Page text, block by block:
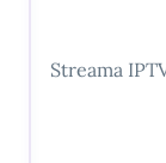
Streama